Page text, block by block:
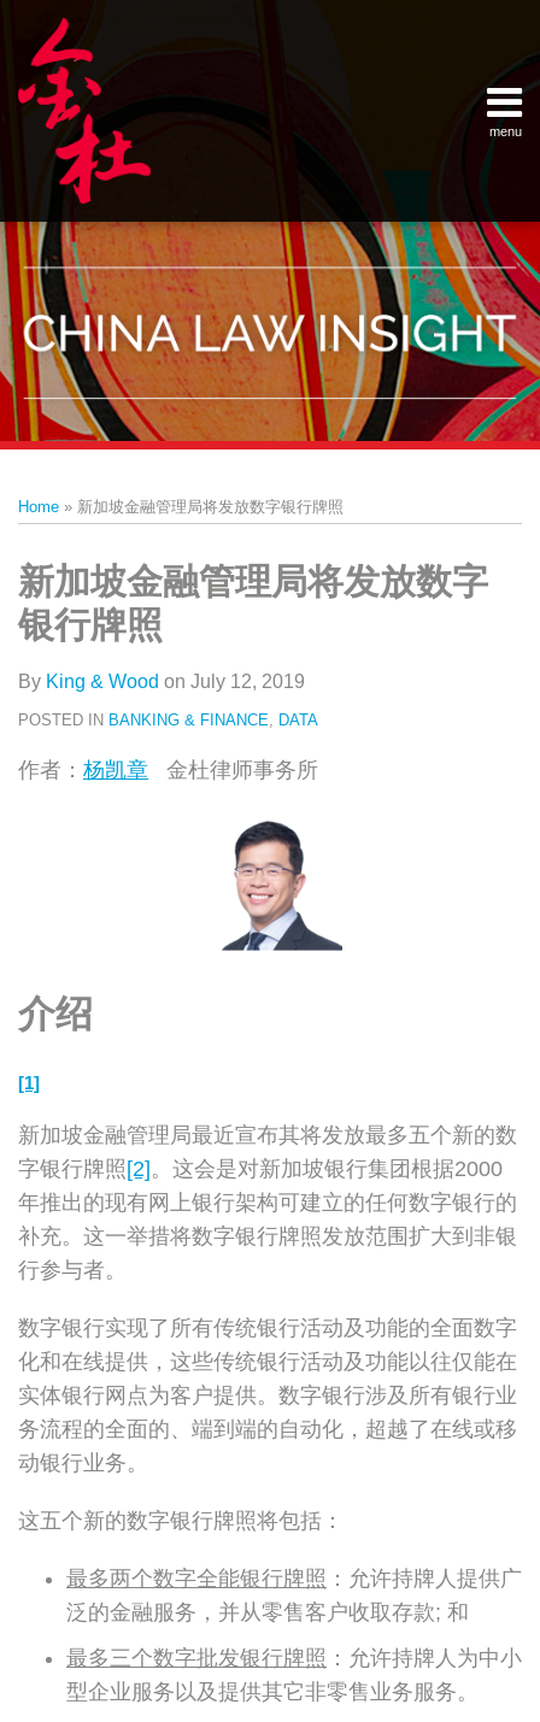
content
menu
Home
- 关于
金杜
Services
- 专业领
域
Contact
- 联系
我们
English
Example Link
China Banking Regulatory
China Insurance Regulatory
China Securities Regulatory
General Administration of Customs
Ministry of Commerce
National Development and Reform
Pacific Rim Advisory Council
State Administration for Industry &
State Administration of Foreign
Supreme People’s Court
World Law Group
RSS
LinkedIn
Weibo
Home » 新加坡金融管理局将发放数字银行牌照
新加坡金融管理局将发放数字
银行牌照
By King & Wood on July 12, 2019
POSTED IN BANKING & FINANCE, DATA
作者： 杨凯章 金杜律师事务所
介绍
[1]
新加坡金融管理局最近宣布其将发放最多五个新的数
字银行牌照 [2] 。这会是对新加坡银行集团根据2000
年推出的现有网上银行架构可建立的任何数字银行的
补充。这一举措将数字银行牌照发放范围扩大到非银
行参与者。
数字银行实现了所有传统银行活动及功能的全面数字
化和在线提供，这些传统银行活动及功能以往仅能在
实体银行网点为客户提供。数字银行涉及所有银行业
务流程的全面的、端到端的自动化，超越了在线或移
动银行业务。
这五个新的数字银行牌照将包括：
最多两个数字全能银行牌照 ：允许持牌人提供广
泛的金融服务，并从零售客户收取存款; 和
最多三个数字批发银行牌照 ：允许持牌人为中小
型企业服务以及提供其它非零售业务服务。
this
post
this
post
this
post
this
post
on
LinkedIn